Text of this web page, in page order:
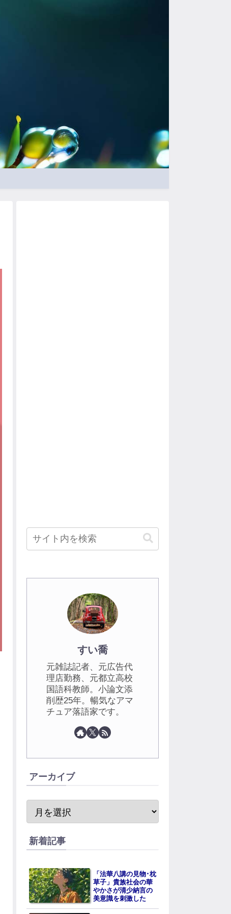
すい喬
元雑誌記者、元広告代
理店勤務、元都立高校
国語科教師。小論文添
削歴25年。暢気なアマ
チュア落語家です。
アーカイブ
新着記事
「法華八講の見物･枕
草子」貴族社会の華
やかさが清少納言の
美意識を刺激した